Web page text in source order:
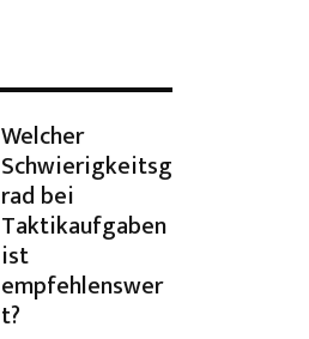
Welcher
Schwierigkeitsg
rad bei
Taktikaufgaben
ist
empfehlenswer
t?